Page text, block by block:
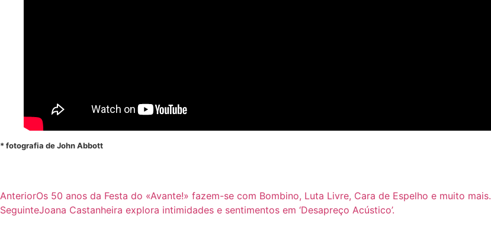
* fotografia de John Abbott
AnteriorOs 50 anos da Festa do «Avante!» fazem-se com Bombino, Luta Livre, Cara de Espelho e muito mais.
SeguinteJoana Castanheira explora intimidades e sentimentos em ‘Desapreço Acústico’.